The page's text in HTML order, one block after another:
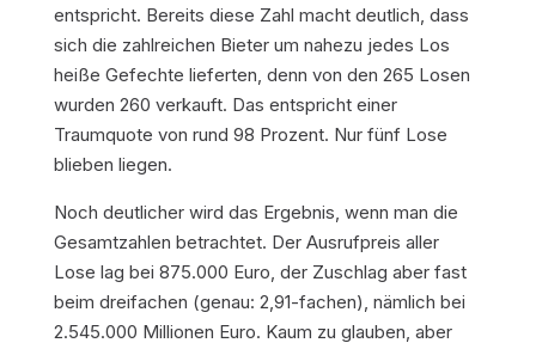
entspricht. Bereits diese Zahl macht deutlich, dass
sich die zahlreichen Bieter um nahezu jedes Los
heiße Gefechte lieferten, denn von den 265 Losen
wurden 260 verkauft. Das entspricht einer
Traumquote von rund 98 Prozent. Nur fünf Lose
blieben liegen.
Noch deutlicher wird das Ergebnis, wenn man die
Gesamtzahlen betrachtet. Der Ausrufpreis aller
Lose lag bei 875.000 Euro, der Zuschlag aber fast
beim dreifachen (genau: 2,91-fachen), nämlich bei
2.545.000 Millionen Euro. Kaum zu glauben, aber